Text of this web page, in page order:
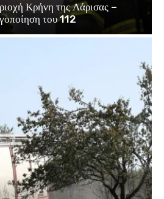
Κρήνη της Λάρισας –
του 112